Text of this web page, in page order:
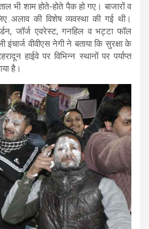
भी शाम होते-होते पैक हो गए। बाजारों व
अलाव की विशेष व्यवस्था की गई थी।
जॉर्ज एवरेस्ट, गनहिल व भट्टा फॉल
वीवीएस नेगी ने बताया कि सुरक्षा के
हाईवे पर विभिन्न स्थानों पर पर्याप्त
है।